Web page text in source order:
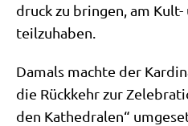
druck zu brin­gen, am
teilzuhaben.
Damals mach­te der
die Rück­kehr zur
den Kathe­dra­len“